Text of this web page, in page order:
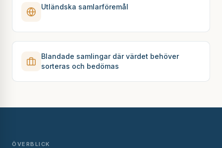
Utländska samlarföremål
Blandade samlingar där värdet behöver
sorteras och bedömas
ÖVERBLICK